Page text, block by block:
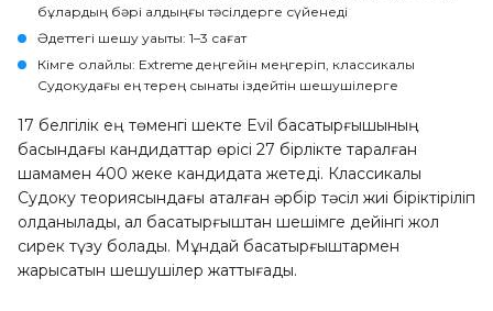
бұлардың бәрі алдыңғы тәсілдерге сүйенеді
Әдеттегі шешу уақыты: 1–3 сағат
Кімге қолайлы: Extreme деңгейін меңгеріп, классикалық
Судокудағы ең терең сынақты іздейтін шешушілерге
17 белгілік ең төменгі шекте Evil басқатырғышының
басындағы кандидаттар өрісі 27 бірлікте таралған
шамамен 400 жеке кандидатқа жетеді. Классикалық
Судоку теориясындағы аталған әрбір тәсіл жиі біріктіріліп
қолданылады, ал басқатырғыштан шешімге дейінгі жол
сирек түзу болады. Мұндай басқатырғыштармен
жарысатын шешушілер жаттығады.